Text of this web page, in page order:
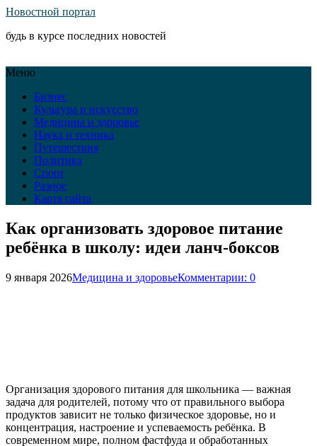
Новостной портал
будь в курсе последних новостей
Меню
Бизнес
Культура и искусство
Медицина и здоровье
Наука и техника
Путешествия
Политика
Спорт
Разное
Карта сайта
Как организовать здоровое питание
ребёнка в школу: идеи ланч-боксов
9 января 2026Медицина и здоровьеКомментарии: 0
Организация здорового питания для школьника — важная
задача для родителей, потому что от правильного выбора
продуктов зависит не только физическое здоровье, но и
концентрация, настроение и успеваемость ребёнка. В
современном мире, полном фастфуда и обработанных